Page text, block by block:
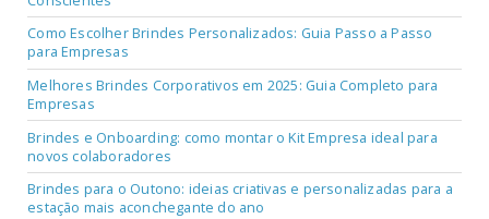
Como Escolher Brindes Personalizados: Guia Passo a Passo
para Empresas
Melhores Brindes Corporativos em 2025: Guia Completo para
Empresas
Brindes e Onboarding: como montar o Kit Empresa ideal para
novos colaboradores
Brindes para o Outono: ideias criativas e personalizadas para a
estação mais aconchegante do ano